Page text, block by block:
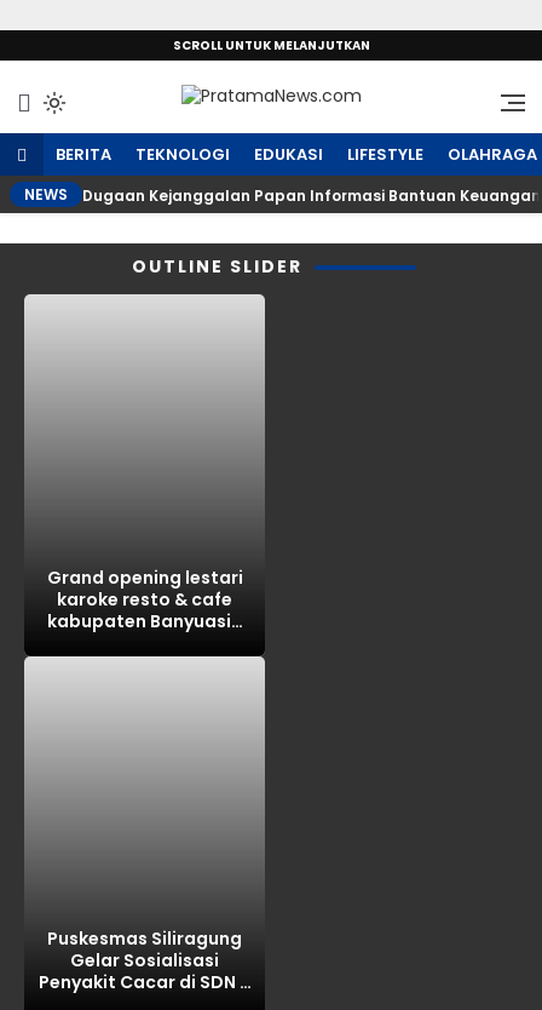
SCROLL UNTUK MELANJUTKAN
BERITA TEKNOLOGI EDUKASI LIFESTYLE OLAHRAGA
NEWS Dugaan Kejanggalan Papan Informasi Bantuan
OUTLINE SLIDER
Grand opening lestari
karoke resto & cafe
kabupaten Banyuasin
Puskesmas Siliragung
Gelar Sosialisasi
Penyakit Cacar di SDN 5